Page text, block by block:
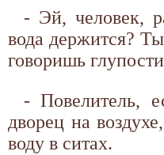
- Эй, человек,
вода держится?
говоришь
- Повелитель,
дворец на
воду в ситах.